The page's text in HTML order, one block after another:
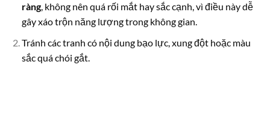
ràng, không nên quá rối mắt hay sắc cạnh, vì điều này dễ
gây xáo trộn năng lượng trong không gian.
Tránh các tranh có nội dung bạo lực, xung đột hoặc màu
sắc quá chói gắt.